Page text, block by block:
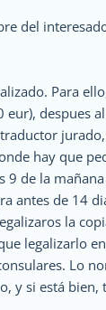
del
Para
despues
hay que
de la
antes de 14
la
legalizarlo
Lo
y si está